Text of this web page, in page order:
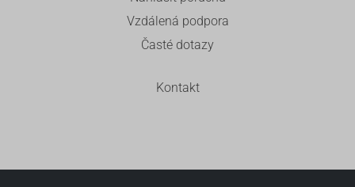
Vzdálená podpora
Časté dotazy
Kontakt